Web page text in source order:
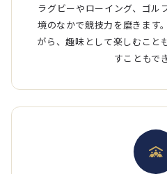
ラグビーやローイング、ゴル
境のなかで競技力を磨きます
がら、趣味として楽しむこと
すこともで